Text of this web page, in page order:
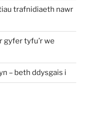
trafnidiaeth nawr
gyfer tyfu’r we
– beth ddysgais i